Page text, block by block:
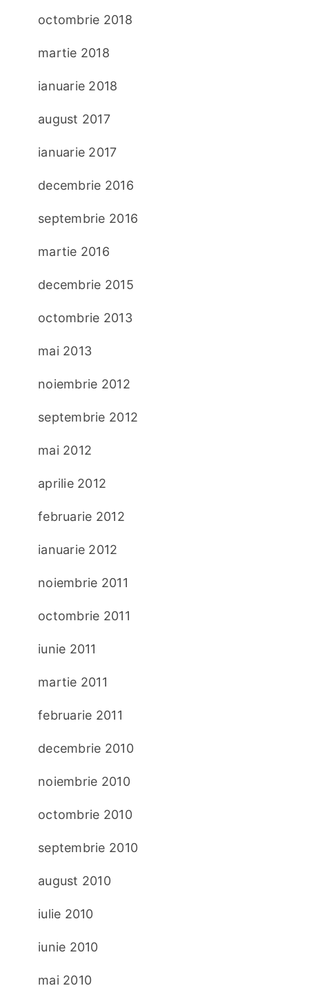
octombrie 2018
martie 2018
ianuarie 2018
august 2017
ianuarie 2017
decembrie 2016
septembrie 2016
martie 2016
decembrie 2015
octombrie 2013
mai 2013
noiembrie 2012
septembrie 2012
mai 2012
aprilie 2012
februarie 2012
ianuarie 2012
noiembrie 2011
octombrie 2011
iunie 2011
martie 2011
februarie 2011
decembrie 2010
noiembrie 2010
octombrie 2010
septembrie 2010
august 2010
iulie 2010
iunie 2010
mai 2010